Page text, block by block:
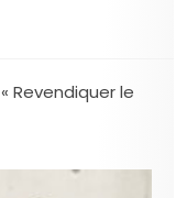
Revendiquer le